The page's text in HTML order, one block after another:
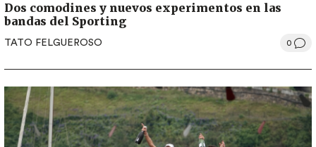
Dos comodines y nuevos experimentos en las
bandas del Sporting
TATO FELGUEROSO 0